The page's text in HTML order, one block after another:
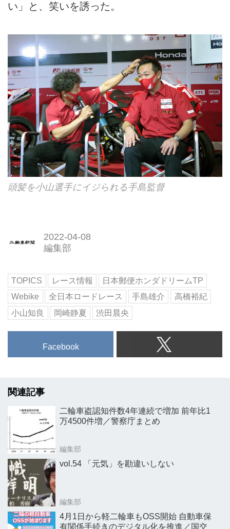
い」と、笑いを誘った。
頭髪を小山選手にイジられる手島監督
2022-04-08
編集部
TOPICS レース情報
日本郵便ホンダドリームTP
Webike
全日本ロードレース 手島雄介
高橋裕紀
小山知良
岡崎静夏 渋田晨央
Facebook
関連記事
二輪車盗認知件数4年連続で増加 前年比1
万4500件増／警察庁まとめ
編集部
vol.54 「元気」を勘違いしない
編集部
4月1日から軽二輪車もOSS開始 自動車保
有関係手続きのデジタル化を推進／国交